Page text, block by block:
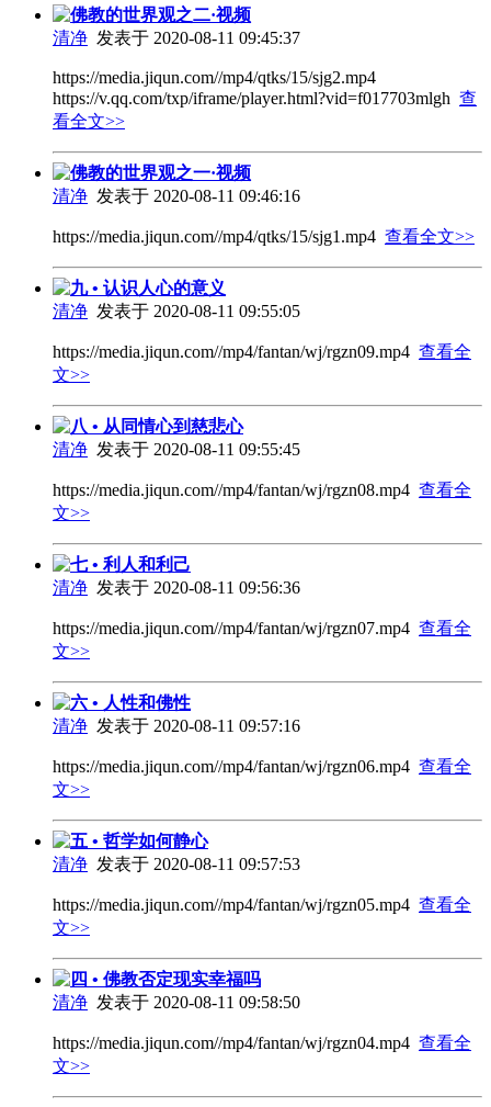
佛教的世界观之二·视频
清净 发表于 2020-08-11 09:45:37
https://media.jiqun.com//mp4/qtks/15/sjg2.mp4
https://v.qq.com/txp/iframe/player.html?vid=f017703mlgh 查
看全文>>
佛教的世界观之一·视频
清净 发表于 2020-08-11 09:46:16
https://media.jiqun.com//mp4/qtks/15/sjg1.mp4 查看全文>>
九 • 认识人心的意义
清净 发表于 2020-08-11 09:55:05
https://media.jiqun.com//mp4/fantan/wj/rgzn09.mp4 查看全
文>>
八 • 从同情心到慈悲心
清净 发表于 2020-08-11 09:55:45
https://media.jiqun.com//mp4/fantan/wj/rgzn08.mp4 查看全
文>>
七 • 利人和利己
清净 发表于 2020-08-11 09:56:36
https://media.jiqun.com//mp4/fantan/wj/rgzn07.mp4 查看全
文>>
六 • 人性和佛性
清净 发表于 2020-08-11 09:57:16
https://media.jiqun.com//mp4/fantan/wj/rgzn06.mp4 查看全
文>>
五 • 哲学如何静心
清净 发表于 2020-08-11 09:57:53
https://media.jiqun.com//mp4/fantan/wj/rgzn05.mp4 查看全
文>>
四 • 佛教否定现实幸福吗
清净 发表于 2020-08-11 09:58:50
https://media.jiqun.com//mp4/fantan/wj/rgzn04.mp4 查看全
文>>